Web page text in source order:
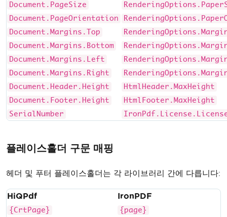
Document.PageSize
Document.PageOrientation
Document.Margins.Top
Document.Margins.Bottom
Document.Margins.Left
Document.Margins.Right
Document.Header.Height
HtmlHeader.MaxHeight
Document.Footer.Height
HtmlFooter.MaxHeight
SerialNumber
플레이스홀더 구문 매핑
헤더 및 푸터 플레이스홀더는 각 라이브러리 간에 다릅니다:
HiQPdf IronPDF
{CrtPage}
{page}